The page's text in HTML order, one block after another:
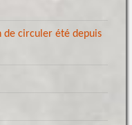
de circuler été depuis